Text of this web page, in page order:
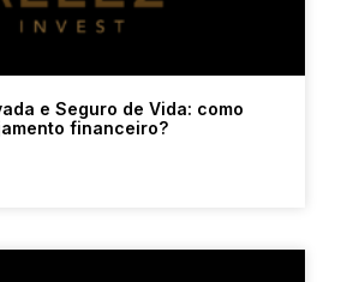
e Seguro de Vida: como
financeiro?